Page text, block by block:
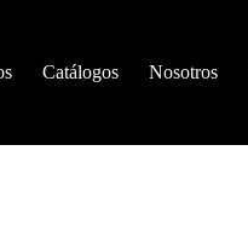
Catálogos Nosotros